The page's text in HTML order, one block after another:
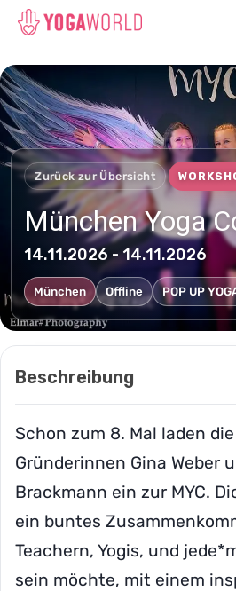
Zurück zur Übersicht
München Yoga
14.11.2026 - 14.11.2026
München Offline POP UP
Beschreibung
Schon zum 8. Mal laden
Gründerinnen Gina Weber
Brackmann ein zur MYC.
ein buntes
Teachern, Yogis, und
sein möchte, mit einem